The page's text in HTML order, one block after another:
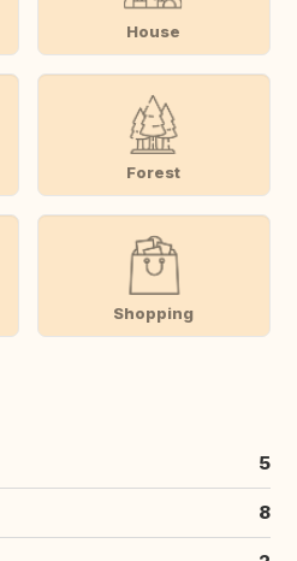
House
Forest
Shopping
5
8